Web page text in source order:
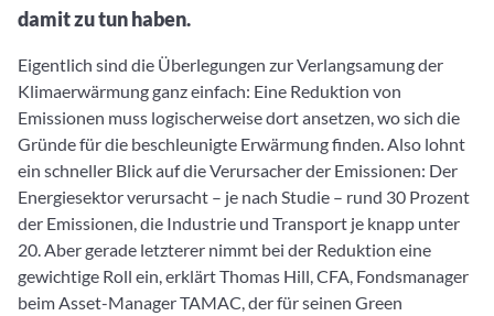
Eigene Portfolios und jene, denen Sie folgen
damit zu tun haben.
Eigentlich sind die Überlegungen zur Verlangsamung der
Klimaerwärmung ganz einfach: Eine Reduktion von
Emissionen muss logischerweise dort ansetzen, wo sich die
Gründe für die beschleunigte Erwärmung finden. Also lohnt
ein schneller Blick auf die Verursacher der Emissionen: Der
Energiesektor verursacht – je nach Studie – rund 30 Prozent
der Emissionen, die Industrie und Transport je knapp unter
20. Aber gerade letzterer nimmt bei der Reduktion eine
gewichtige Roll ein, erklärt Thomas Hill, CFA, Fondsmanager
beim Asset-Manager TAMAC, der für seinen Green